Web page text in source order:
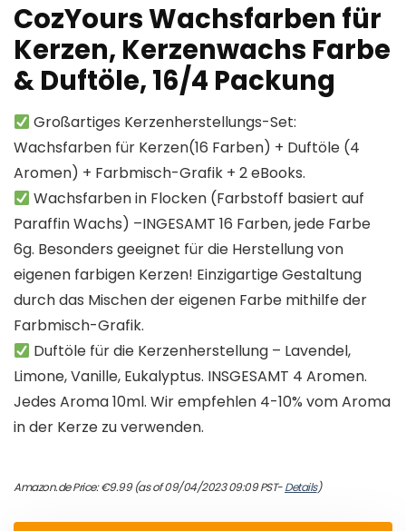
CozYours Wachsfarben für
Kerzen, Kerzenwachs Farbe
& Duftöle, 16/4 Packung
Großartiges Kerzenherstellungs-Set:
Wachsfarben für Kerzen(16 Farben) + Duftöle (4
Aromen) + Farbmisch-Grafik + 2 eBooks.
Wachsfarben in Flocken (Farbstoff basiert auf
Paraffin Wachs) –INGESAMT 16 Farben, jede Farbe
6g. Besonders geeignet für die Herstellung von
eigenen farbigen Kerzen! Einzigartige Gestaltung
durch das Mischen der eigenen Farbe mithilfe der
Farbmisch-Grafik.
Duftöle für die Kerzenherstellung – Lavendel,
Limone, Vanille, Eukalyptus. INSGESAMT 4 Aromen.
Jedes Aroma 10ml. Wir empfehlen 4-10% vom Aroma
in der Kerze zu verwenden.
Amazon.de Price:€9.99(as of 09/04/2023 09:09 PST-Details)